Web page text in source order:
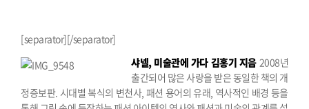
[separator][/separator]
샤넬, 미술관에 가다 김홍기 지음2008년
출간되어 많은 사랑을 받은 동일한 책의 개
정증보판. 시대별 복식의 변천사, 패션 용어의 유래, 역사적인 배경 등을